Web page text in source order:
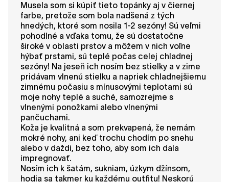
Musela som si kúpiť tieto topánky aj v čiernej
farbe, pretože som bola nadšená z tých
hnedých, ktoré som nosila 1-2 sezóny! Sú veľmi
pohodlné a vďaka tomu, že sú dostatočne
široké v oblasti prstov a môžem v nich voľne
hýbať prstami, sú teplé počas celej chladnej
sezóny! Na jeseň ich nosím bez stielky a v zime
pridávam vlnenú stielku a napriek chladnejšiemu
zimnému počasiu s mínusovými teplotami sú
moje nohy teplé a suché, samozrejme s
vlnenými ponožkami alebo vlnenými
pančuchami.
Koža je kvalitná a som prekvapená, že nemám
mokré nohy, ani keď trochu chodím po snehu
alebo v daždi, bez toho, aby som ich dala
impregnovať.
Nosím ich k šatám, sukniam, úzkym džínsom,
hodia sa takmer ku každému outfitu! Neskorú